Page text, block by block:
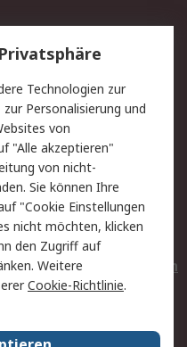
Lieferlösungen
Kontakt
Privatkunden
Datenschutz
Zahlungsbedingungen
Entsorgung
Elektrogeräte/Batterien
Technologien zur
Personalisierung und
von
"Alle akzeptieren"
von nicht-
Sie können Ihre
"Cookie Einstellungen
nicht möchten, klicken
den Zugriff auf
Weitere
Cookie-Richtlinie.